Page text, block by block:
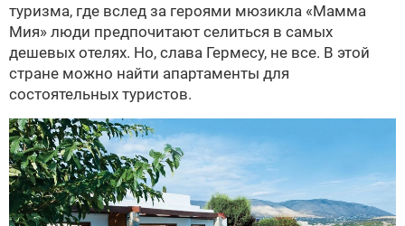
туризма, где вслед за героями мюзикла «Мамма
Мия» люди предпочитают селиться в самых
дешевых отелях. Но, слава Гермесу, не все. В этой
стране можно найти апартаменты для
состоятельных туристов.